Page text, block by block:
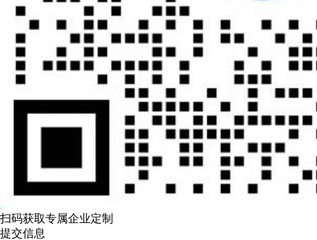
扫码获取专属企业定制
提交信息